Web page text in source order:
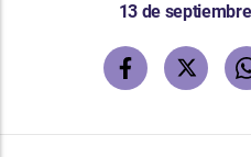
13 de